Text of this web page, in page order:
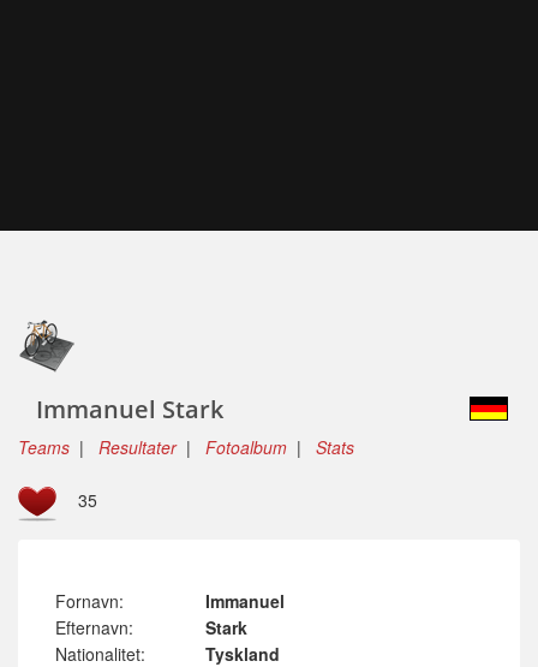
Immanuel Stark
Teams | Resultater| Fotoalbum | Stats
35
Fornavn:
Immanuel
Efternavn:
Stark
Nationalitet:
Tyskland